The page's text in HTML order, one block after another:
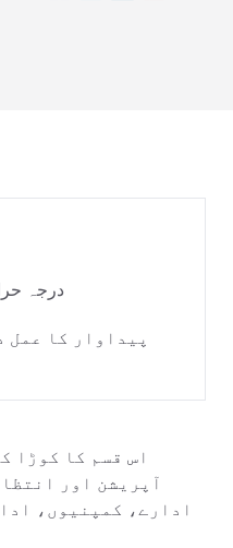
درجہ
پیداوار کا عمل
اس قسم کا کوڑا
آپریشن اور
ادارے، کمپنیوں،